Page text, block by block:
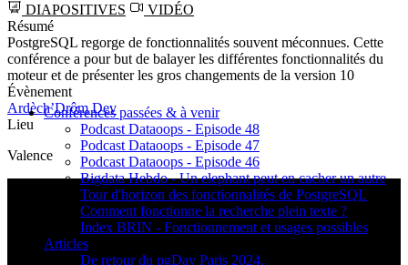
Conférences passées & à venir
Podcast Dataoops - Episode 48
Podcast Dataoops - Episode 47
Podcast Dataoops - Episode 46
Bigdata Hebdo - Un elephant peut en cacher un autre
Tour d'horizon des fonctionnalités de PostgreSQL
Comment fonctionne la recherche plein texte ?
Index BRIN - Fonctionnement et usages possibles
Articles
De retour du pgDay Paris 2024.
DIAPOSITIVES
VIDÉO
Résumé
PostgreSQL regorge de fonctionnalités souvent méconnues. Cette
conférence a pour but de balayer les différentes fonctionnalités du
moteur et de présenter les gros changements de la version 10
Évènement
Ardèch’Drôm Dev
Lieu
Valence